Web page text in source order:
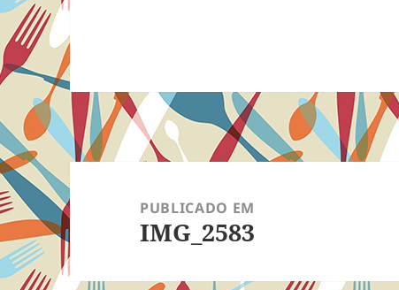
de
Post
PUBLICADO EM
IMG_2583